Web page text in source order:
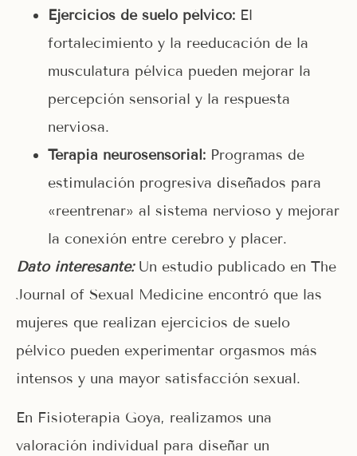
Ejercicios de suelo pélvico: El
fortalecimiento y la reeducación de la
musculatura pélvica pueden mejorar la
percepción sensorial y la respuesta
nerviosa.
Terapia neurosensorial: Programas de
estimulación progresiva diseñados para
«reentrenar» al sistema nervioso y mejorar
la conexión entre cerebro y placer.
Dato interesante:Un estudio publicado en The
Journal of Sexual Medicine encontró que las
mujeres que realizan ejercicios de suelo
pélvico pueden experimentar orgasmos más
intensos y una mayor satisfacción sexual.
En Fisioterapia Goya, realizamos una
valoración individual para diseñar un